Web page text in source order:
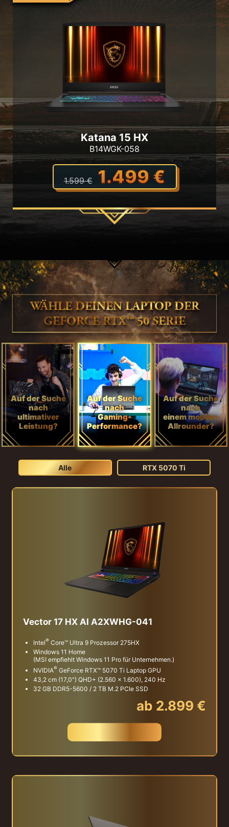
Katana 15 HX
B14WGK-058
1.599 € 1.499 €
WÄHLE DEINEN LAPTOP DER
GEFORCE RTX™ 50 SERIE
Auf der Suche
nach
ultimativer
Leistung?
Auf der Suche
nach
Gaming-
Performance?
Auf der Suche
nach
einem mobilen
Allrounder?
Alle RTX 5070 Ti
Vector 17 HX AI A2XWHG-041
Intel® Core™ Ultra 9 Prozessor 275HX
Windows 11 Home
(MSI empfiehlt Windows 11 Pro für Unternehmen.)
NVIDIA® GeForce RTX™ 5070 Ti Laptop GPU
43,2 cm (17,0") QHD+ (2.560 x 1.600), 240 Hz
32 GB DDR5-5600 / 2 TB M.2 PCIe SSD
ab 2.899 €